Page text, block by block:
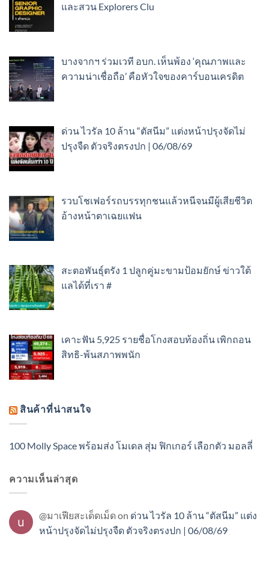
และสวน Explorers Clu
บางจากฯ ร่วมเวที อบก. เห็นพ้อง ‘คุณภาพและ
ความน่าเชื่อถือ’ คือหัวใจของคาร์บอนเครดิต
ด่วน ไวรัล 10 ล้าน “ตัสนีม” แต่งหน้าปรุงจัดไม่
ปรุงจืด ตัวจริงตรงปก | 06/08/69
รวบโชเฟอร์รถบรรทุกชนแล้วหนีจนมีผู้เสียชีวิต
อ้างหน้าตาเฉยแฟน
สะตอพันธุ์ตรัง 1 ปลูกคู่มะขามป้อมยักษ์ ข่าวใต้
แลได้ที่เรา #
เคาะฟัน 5,925 รายชื่อโกงสอบท้องถิ่น เพิกถอน
สิทธิ-พ้นสภาพพนัก
สินค้าที่น่าสนใจ
100 Molly Space พร้อมส่ง โมเดล สุ่ม ฟิกเกอร์ เลือกตัว มอลลี่
ความเห็นล่าสุด
@มาเฟียสะเด็ดเม็ด on ด่วน ไวรัล 10 ล้าน “ตัสนีม” แต่ง
หน้าปรุงจัดไม่ปรุงจืด ตัวจริงตรงปก | 06/08/69